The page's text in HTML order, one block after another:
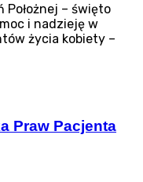
Położnej – święto
i nadzieję w
życia kobiety –
Praw Pacjenta